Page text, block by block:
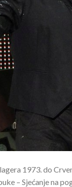
1973. do
– Sjećanje na